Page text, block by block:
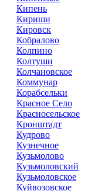
Кипень
Кириши
Кировск
Кобралово
Колпино
Колтуши
Колчановское
Коммунар
Корабсельки
Красное Село
Красносельское
Кронштадт
Кудрово
Кузнечное
Кузьмолово
Кузьмоловский
Кузьмоловское
Куйвозовское